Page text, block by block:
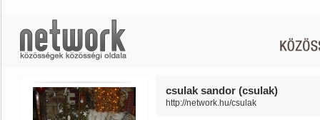
csulak sandor (csulak)
http://network.hu/csulak